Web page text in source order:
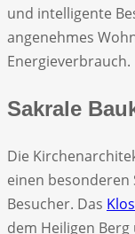
und intelligente
angenehmes
Energieverbrauch.
Sakrale
Die
einen
Besucher. Das
dem Heiligen